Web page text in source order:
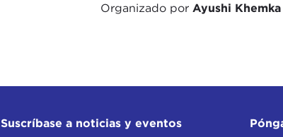
Organizado por Ayushi Khemka
Suscríbase a noticias y eventos